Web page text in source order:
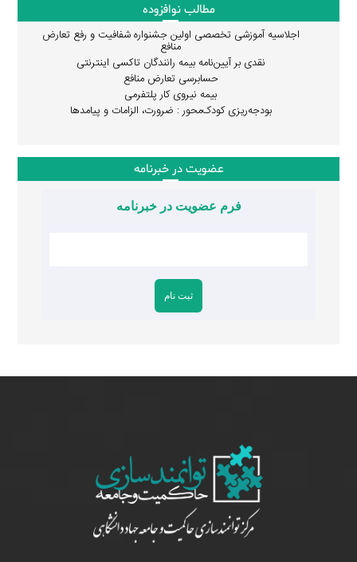
مطالب نوافزوده
اجلاسیه آموزشی تخصصی اولین جشنواره شفافیت و رفع تعارض
منافع
نقدی بر آیین‌نامه بیمه رانندگان تاکسی اینترنتی
حسابرسی تعارض منافع
بیمه نیروی کار پلتفرمی
بودجه‌ریزی کودک‌محور : ضرورت، الزامات و پیامدها
عضویت در خبرنامه
فرم عضویت در خبرنامه